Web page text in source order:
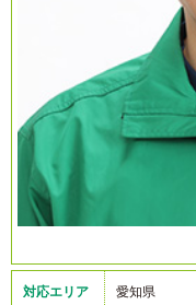
対応エリア 愛知県